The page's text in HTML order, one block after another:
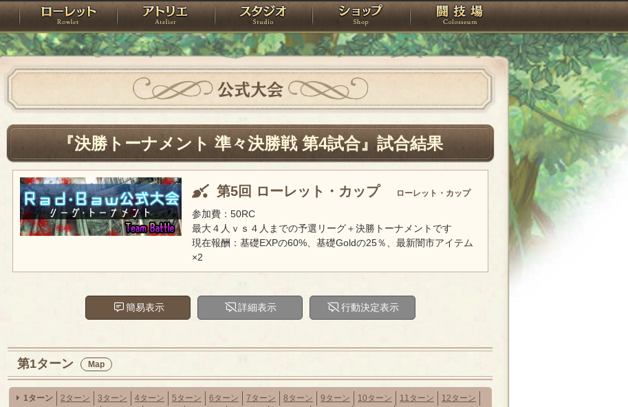
神殿 ローレット アトリエ スタジオ ショップ 闘技場
公式大会
『決勝トーナメント 準々決勝戦 第4試合』試合結果
第5回 ローレット・カップ ローレット・カップ
参加費：50RC
最大４人ｖｓ４人までの予選リーグ＋決勝トーナメントです
現在報酬：基礎EXPの60%、基礎Goldの25％、最新闇市アイテム
×2
簡易表示 詳細表示 行動決定表示
第1ターン Map
1ターン 2ターン 3ターン 4ターン 5ターン 6ターン 7ターン 8ターン 9ターン 10ターン 11ターン
12ターン